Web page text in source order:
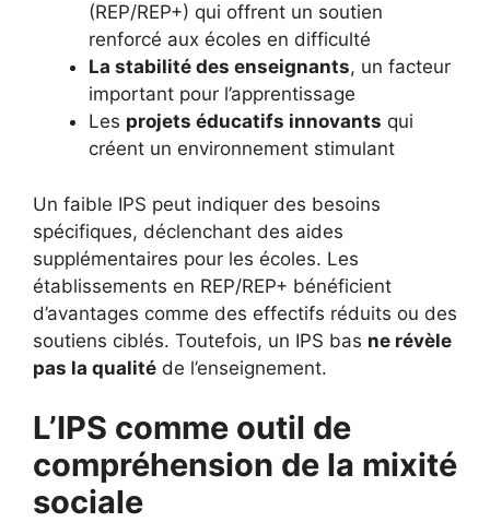
(REP/REP+) qui offrent un soutien
renforcé aux écoles en difficulté
La stabilité des enseignants, un facteur
important pour l’apprentissage
Les projets éducatifs innovants qui
créent un environnement stimulant
Un faible IPS peut indiquer des besoins
spécifiques, déclenchant des aides
supplémentaires pour les écoles. Les
établissements en REP/REP+ bénéficient
d’avantages comme des effectifs réduits ou des
soutiens ciblés. Toutefois, un IPS bas ne révèle
pas la qualité de l’enseignement.
L’IPS comme outil de
compréhension de la mixité
sociale